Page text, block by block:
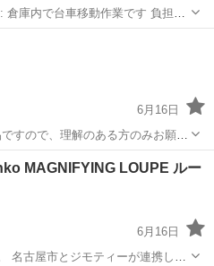
倉庫内で台車移動作業です 負担少
おすすめ> ⏩夜間時間を活用した
業と両立したい方 <お仕事の魅力
6月16日
MAGNIFYING LOUPE ルー
6月16日